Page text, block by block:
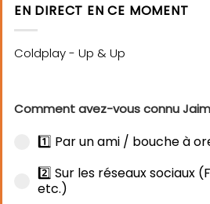
EN DIRECT EN CE MOMENT
Comment avez-vous connu
1️⃣ Par un ami / bouche à
2️⃣ Sur les réseaux sociaux
etc.)